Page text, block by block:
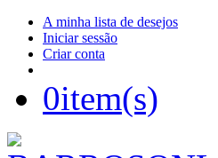
A minha lista de desejos
Iniciar sessão
Criar conta
0item(s)